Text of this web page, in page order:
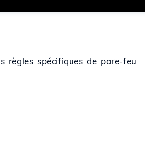
règles spécifiques de pare-feu